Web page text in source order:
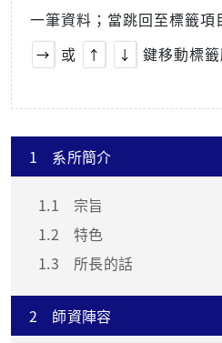
一筆資料；當跳回至標籤項
→
或 ↑ ↓ 鍵移動標籤
1 系所簡介
1.1
宗旨
1.2
特色
1.3
所長的話
2 師資陣容